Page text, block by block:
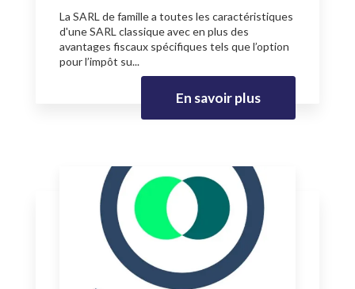
La SARL de famille a toutes les caractéristiques
d'une SARL classique avec en plus des
avantages fiscaux spécifiques tels que l’option
pour l’impôt su...
En savoir plus